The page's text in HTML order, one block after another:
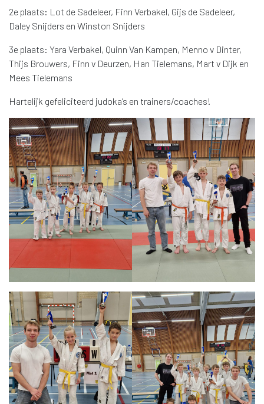
2e plaats: Lot de Sadeleer, Finn Verbakel, Gijs de Sadeleer,
Daley Snijders en Winston Snijders
3e plaats: Yara Verbakel, Quinn Van Kampen, Menno v Dinter,
Thijs Brouwers, Finn v Deurzen, Han Tielemans, Mart v Dijk en
Mees Tielemans
Hartelijk gefeliciteerd judoka’s en trainers/coaches!